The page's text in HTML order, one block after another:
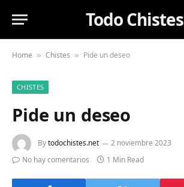
Todo Chistes
Home » Chistes » Pide un deseo
CHISTES
Pide un deseo
Bytodochistes.net
2 noviembre 2023
No hay comentarios
1 Min Read